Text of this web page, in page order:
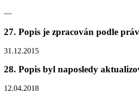
—
27. Popis je zpracován podle
31.12.2015
28. Popis byl naposledy
12.04.2018